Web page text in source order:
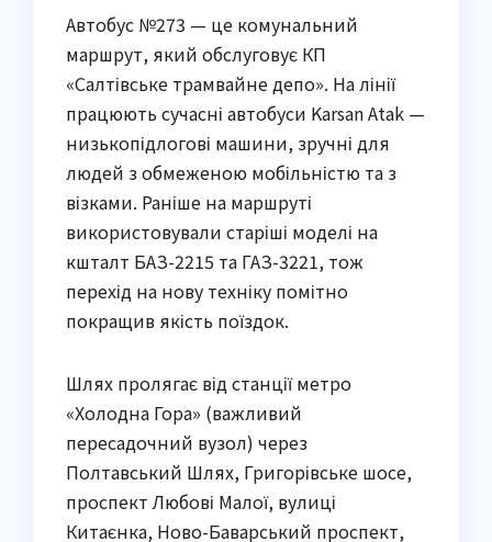
Автобус №273 — це комунальний
маршрут, який обслуговує КП
«Салтівське трамвайне депо». На лінії
працюють сучасні автобуси Karsan Atak —
низькопідлогові машини, зручні для
людей з обмеженою мобільністю та з
візками. Раніше на маршруті
використовували старіші моделі на
кшталт БАЗ-2215 та ГАЗ-3221, тож
перехід на нову техніку помітно
покращив якість поїздок.
Шлях пролягає від станції метро
«Холодна Гора» (важливий
пересадочний вузол) через
Полтавський Шлях, Григорівське шосе,
проспект Любові Малої, вулиці
Китаєнка, Ново-Баварський проспект,